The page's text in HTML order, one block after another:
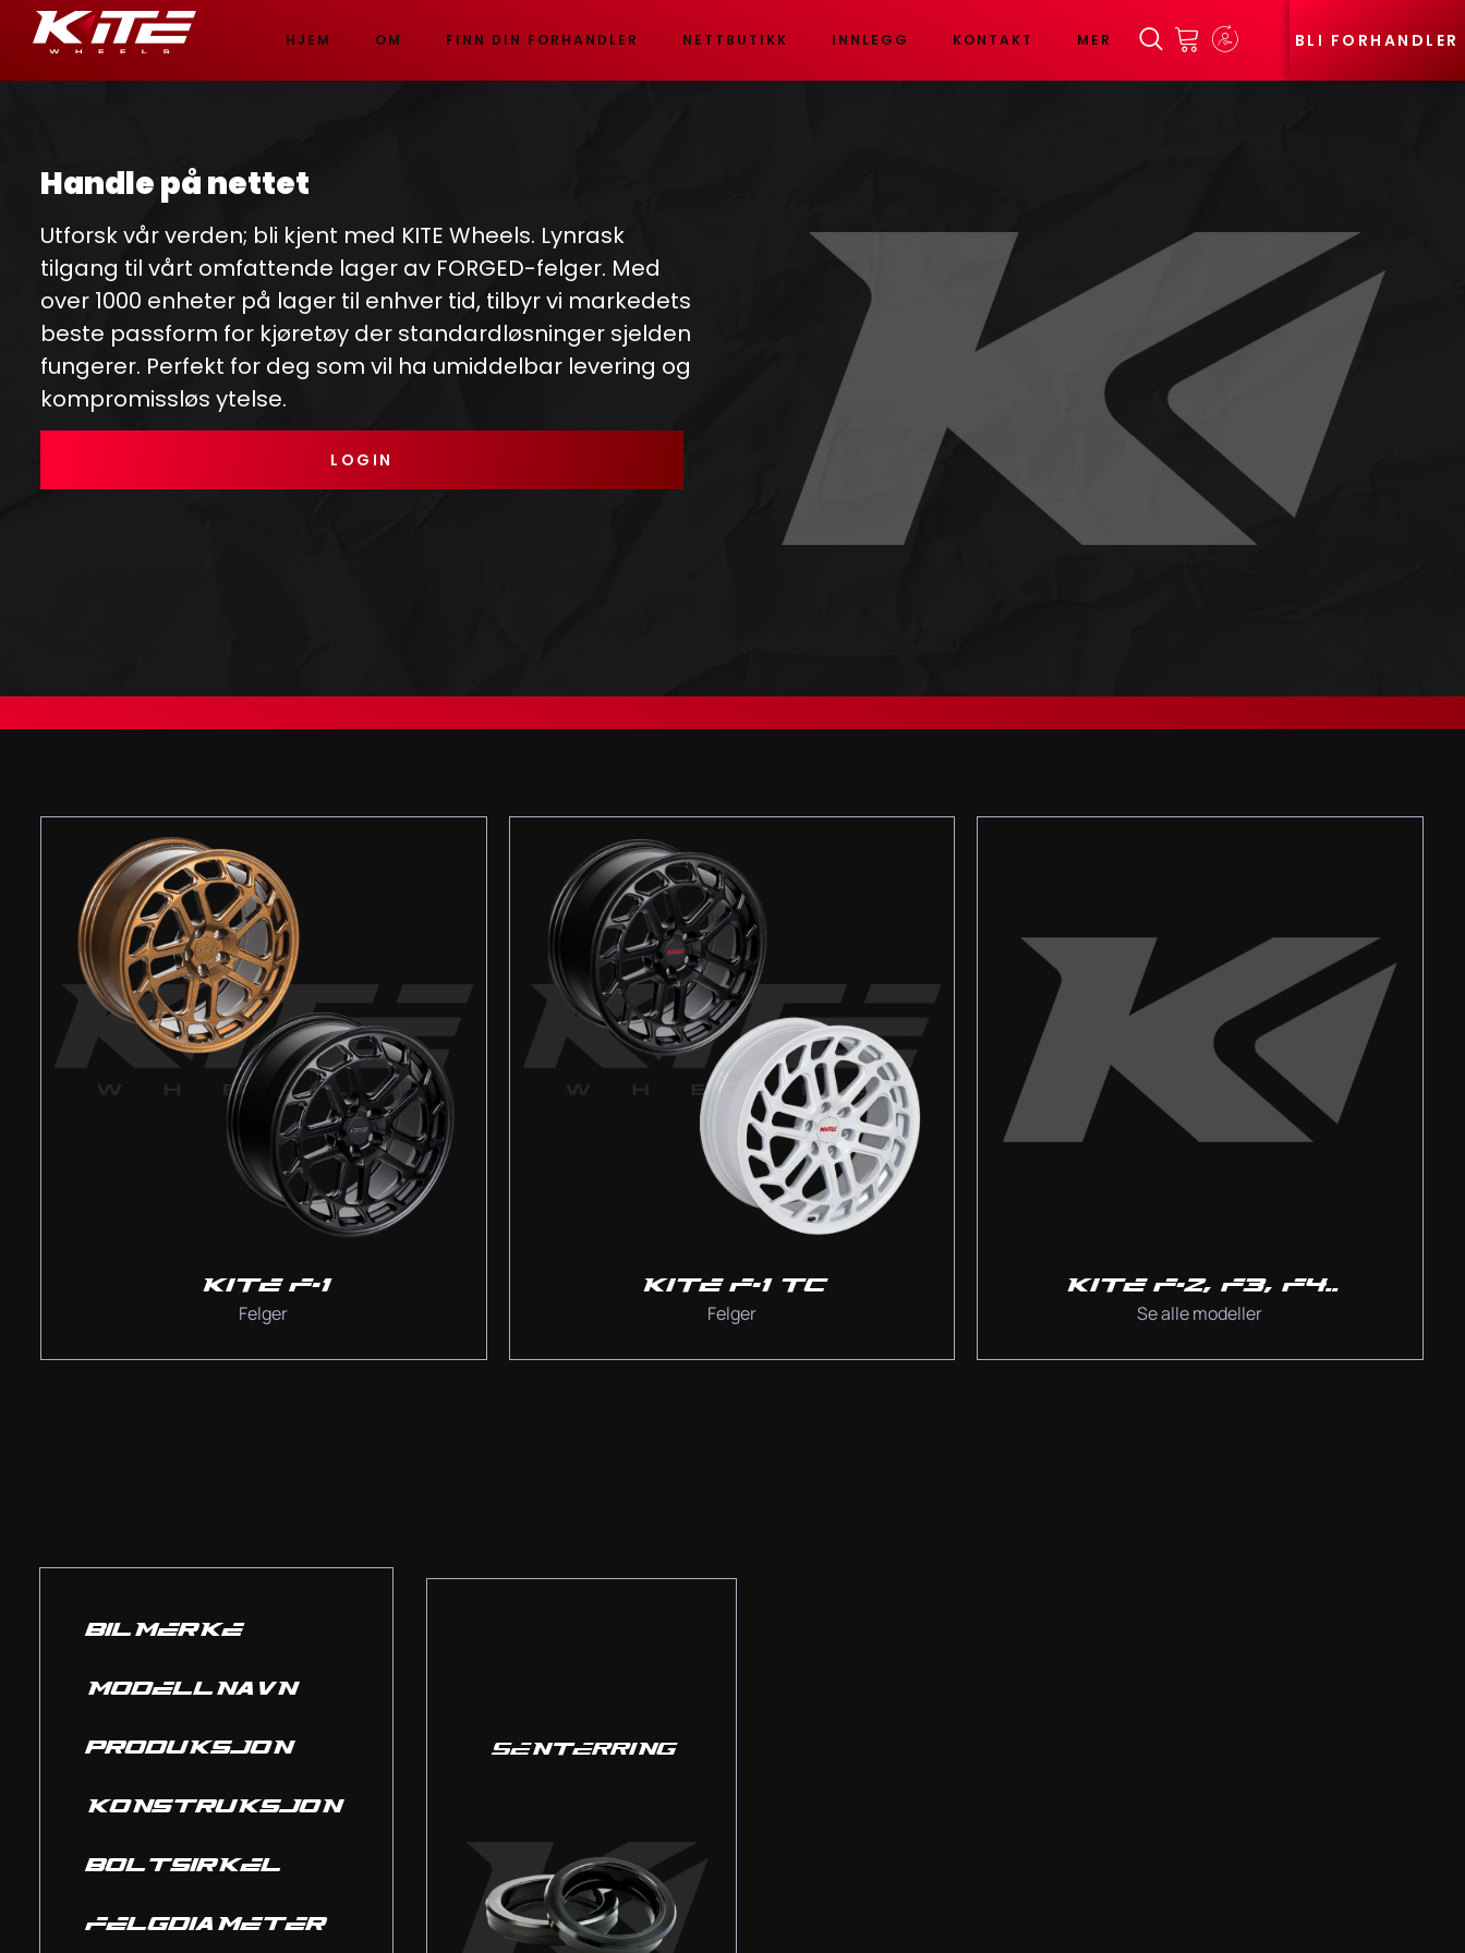
HJEM OM FINN DIN FORHANDLER NETTBUTIKK INNLEGG KONTAKT MER BLI FORHANDLER
Handle på nettet
Utforsk vår verden; bli kjent med KITE Wheels. Lynrask
tilgang til vårt omfattende lager av FORGED-felger. Med
over 1000 enheter på lager til enhver tid, tilbyr vi markedets
beste passform for kjøretøy der standardløsninger sjelden
fungerer. Perfekt for deg som vil ha umiddelbar levering og
kompromissløs ytelse.
LOGIN
KITE F-1
Felger
KITE F-1 TC
Felger
KITE F-2, F3, F4..
Se alle modeller
BILMERKE
MODELLNAVN
PRODUKSJON
KONSTRUKSJON
BOLTSIRKEL
FELGDIAMETER
SENTERRING